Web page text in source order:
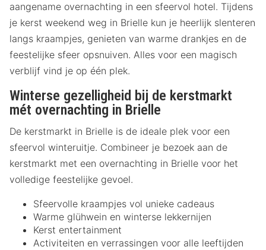
aangename overnachting in een sfeervol hotel. Tijdens
je kerst weekend weg in Brielle kun je heerlijk slenteren
langs kraampjes, genieten van warme drankjes en de
feestelijke sfeer opsnuiven. Alles voor een magisch
verblijf vind je op één plek.
Winterse gezelligheid bij de kerstmarkt
mét overnachting in Brielle
De kerstmarkt in Brielle is de ideale plek voor een
sfeervol winteruitje. Combineer je bezoek aan de
kerstmarkt met een overnachting in Brielle voor het
volledige feestelijke gevoel.
Sfeervolle kraampjes vol unieke cadeaus
Warme glühwein en winterse lekkernijen
Kerst entertainment
Activiteiten en verrassingen voor alle leeftijden